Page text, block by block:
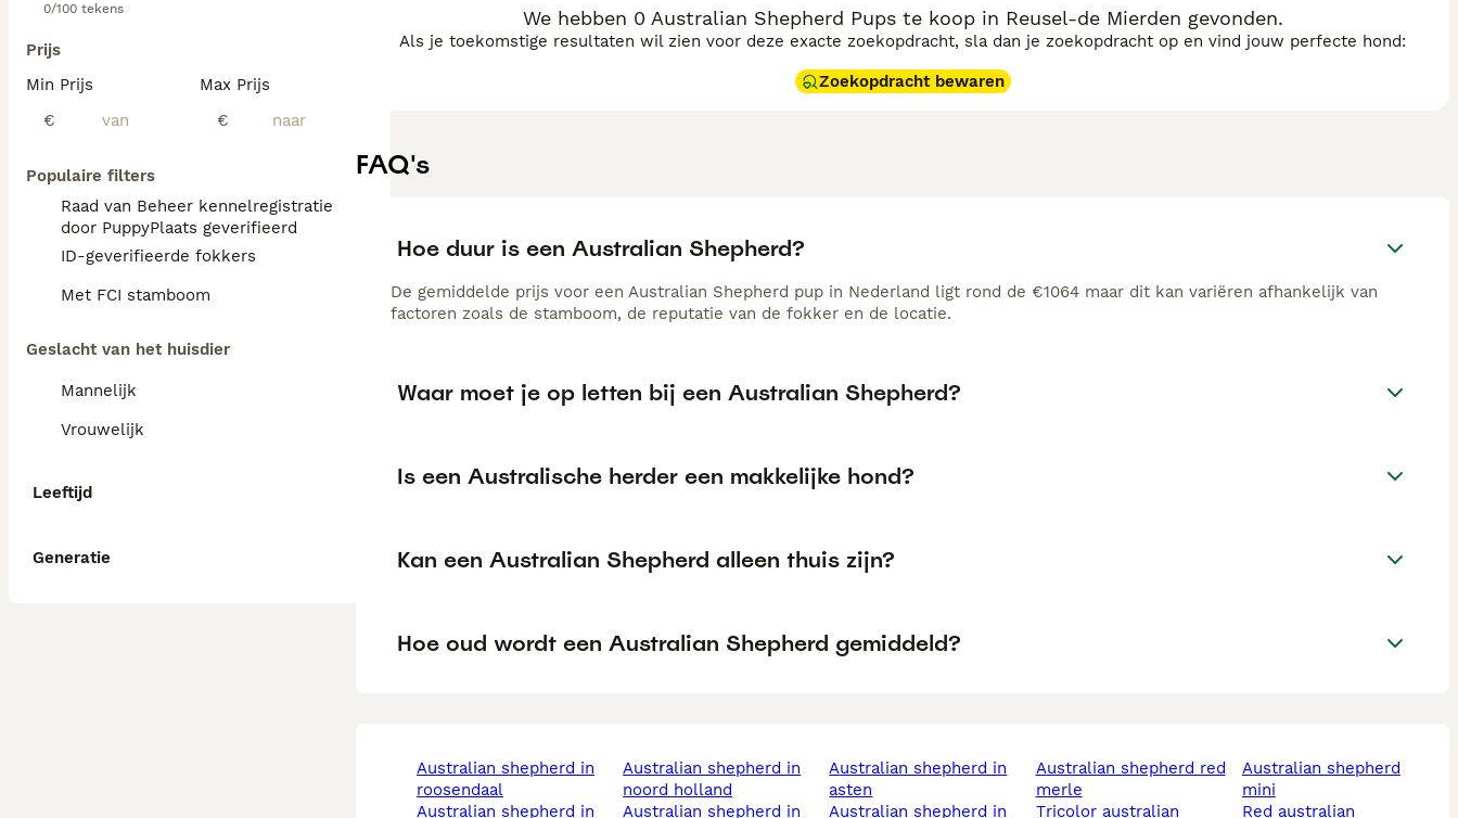
0/100 tekens
Prijs
Min Prijs
€
Max Prijs
€
Populaire filters
Raad van Beheer kennelregistratie
door PuppyPlaats geverifieerd
ID-geverifieerde fokkers
Met FCI stamboom
Geslacht van het huisdier
Mannelijk
Vrouwelijk
Leeftijd
Generatie
We hebben 0 Australian Shepherd Pups te koop in Reusel-de Mierden gevonden.
Als je toekomstige resultaten wil zien voor deze exacte zoekopdracht, sla dan je zoekopdracht op en vind jouw perfecte hond:
Zoekopdracht bewaren
FAQ's
Hoe duur is een Australian Shepherd?
De gemiddelde prijs voor een Australian Shepherd pup in Nederland ligt rond de €1064 maar dit kan variëren afhankelijk van
factoren zoals de stamboom, de reputatie van de fokker en de locatie.
Waar moet je op letten bij een Australian Shepherd?
Is een Australische herder een makkelijke hond?
Kan een Australian Shepherd alleen thuis zijn?
Hoe oud wordt een Australian Shepherd gemiddeld?
australian shepherd in
roosendaal
australian shepherd in
australian shepherd in
noord holland
australian shepherd in
australian shepherd in
asten
australian shepherd in
australian shepherd red
merle
tricolor australian
australian shepherd
mini
red australian